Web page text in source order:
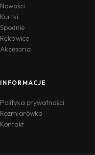
Nowości
Kurtki
Spodnie
Rękawice
Akcesoria
INFORMACJE
Polityka prywatności
Rozmiarówka
Kontakt